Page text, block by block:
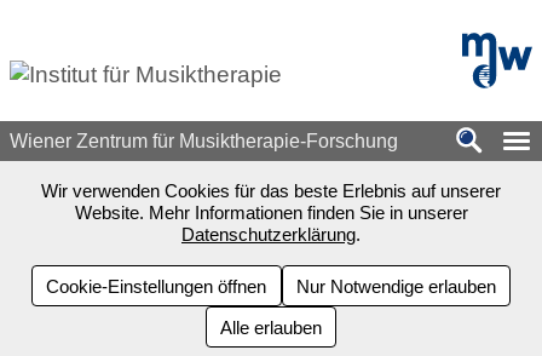
mdw -
Wiener Zentrum für Musiktherapie-Forschung
Wir verwenden Cookies für das beste Erlebnis auf unserer
Website. Mehr Informationen finden Sie in unserer
Datenschutzerklärung.
Cookie-Einstellungen öffnen
Nur Notwendige erlauben
Alle erlauben